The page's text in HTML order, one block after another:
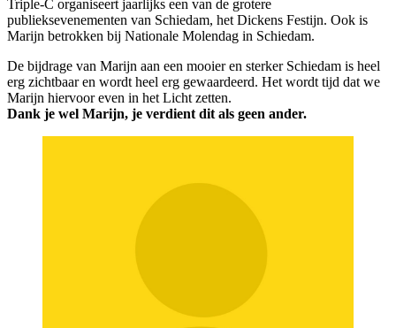
Triple-C organiseert jaarlijks een van de grotere
publieksevenementen van Schiedam, het Dickens Festijn. Ook is
Marijn betrokken bij Nationale Molendag in Schiedam.
De bijdrage van Marijn aan een mooier en sterker Schiedam is heel
erg zichtbaar en wordt heel erg gewaardeerd. Het wordt tijd dat we
Marijn hiervoor even in het Licht zetten.
Dank je wel Marijn, je verdient dit als geen ander.